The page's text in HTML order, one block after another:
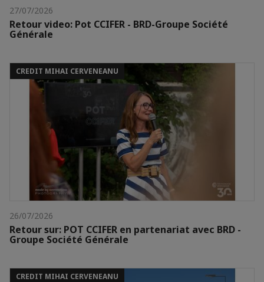
27/07/2026
Retour video: Pot CCIFER - BRD-Groupe Société
Générale
CREDIT MIHAI CERVENEANU
26/07/2026
Retour sur: POT CCIFER en partenariat avec BRD -
Groupe Société Générale
CREDIT MIHAI CERVENEANU